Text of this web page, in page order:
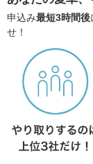
申込み最短3時間後
せ！